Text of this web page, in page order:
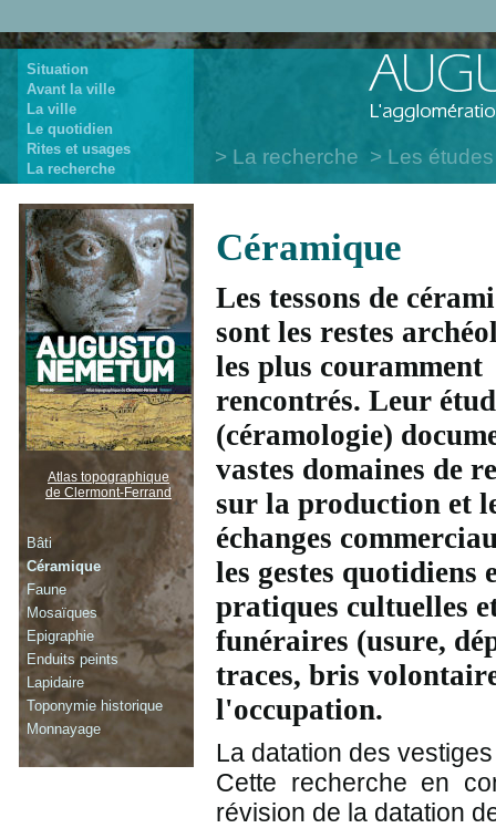
Situation
Avant la ville
La ville
Le quotidien
Rites et usages
La recherche
La recherche Les études
Céramique
Les tessons de
sont les restes
les plus couramment
rencontrés. Leur
(céramologie)
vastes domaines de
sur la production et
échanges
les gestes quotidiens
pratiques cultuelles
funéraires (usure,
traces, bris
l'occupation.
La datation des
Cette recherche en
révision de la datation
Atlas topographique
de Clermont-Ferrand
Bâti
Céramique
Faune
Mosaïques
Epigraphie
Enduits peints
Lapidaire
Toponymie historique
Monnayage